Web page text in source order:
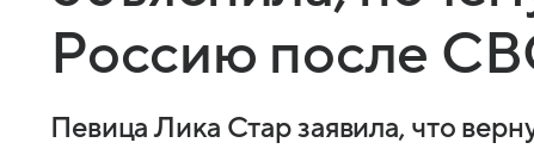
Россию после
Певица Лика Стар заявила, что